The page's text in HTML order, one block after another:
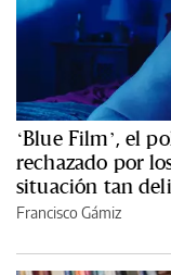
‘Blue Film’, el
rechazado por
situación tan
Francisco Gámiz